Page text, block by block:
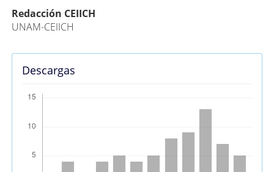
Contenido
principal
del
artículo
Redacción CEIICH
UNAM-CEIICH
Descargas